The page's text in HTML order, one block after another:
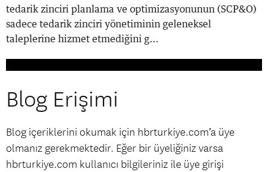
tedarik zinciri planlama ve optimizasyonunun (SCP&O)
sadece tedarik zinciri yönetiminin geleneksel
taleplerine hizmet etmediğini g...
Blog Erişimi
Blog içeriklerini okumak için hbrturkiye.com’a üye
olmanız gerekmektedir. Eğer bir üyeliğiniz varsa
hbrturkiye.com kullanıcı bilgileriniz ile üye girişi